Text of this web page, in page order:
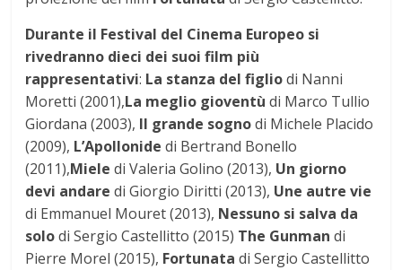
Durante il Festival del Cinema Europeo si
rivedranno dieci dei suoi film più
rappresentativi: La stanza del figliodi Nanni
Moretti (2001),La meglio gioventù di Marco Tullio
Giordana (2003), Il grande sognodi Michele Placido
(2009), L’Apollonide di Bertrand Bonello
(2011),Mieledi Valeria Golino (2013), Un giorno
devi andaredi Giorgio Diritti (2013), Une autre vie
di Emmanuel Mouret (2013), Nessuno si salva da
solodi Sergio Castellitto (2015) The Gunman di
Pierre Morel (2015), Fortunata di Sergio Castellitto